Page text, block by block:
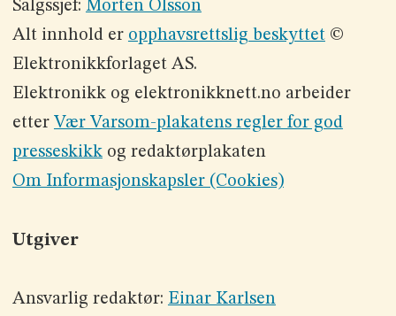
Salgssjef: Morten Olsson
Alt innhold er opphavsrettslig beskyttet©
Elektronikkforlaget AS.
Elektronikk og elektronikknett.no arbeider
etter Vær Varsom-plakatens regler for god
presseskikkog redaktørplakaten
Om Informasjonskapsler (Cookies)
Utgiver
Ansvarlig redaktør: Einar Karlsen